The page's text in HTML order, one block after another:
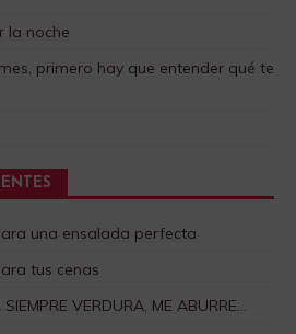
la noche
primero hay que entender qué te
una ensalada perfecta
tus cenas
SIEMPRE VERDURA, ME ABURRE…